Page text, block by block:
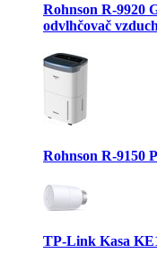
Rohnson R-9920
odvlhčovač
Rohnson R-9150
TP-Link Kasa